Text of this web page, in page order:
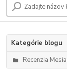
Kategórie blogu
Recenzia